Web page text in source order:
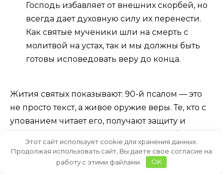
Господь избавляет от внешних скорбей, но
всегда дает духовную силу их перенести.
Как святые мученики шли на смерть с
молитвой на устах, так и мы должны быть
готовы исповедовать веру до конца.
Жития святых показывают: 90-й псалом — это
не просто текст, а живое оружие веры. Те, кто с
упованием читает его, получают защиту и
обещал: «Яко с ним есмь, и избавлю и, покрыю
и, яко позна имя Мое».
Этот сайт использует cookie для хранения данных.
Продолжая использовать сайт, Вы даете свое согласие на
работу с этими файлами.
OK